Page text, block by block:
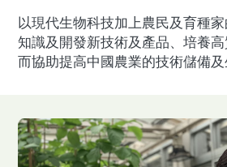
以現代生物科技加上農民及育種
知識及開發新技術及產品、培養
而協助提高中國農業的技術儲備及